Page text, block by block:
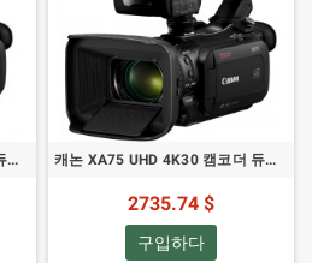
캐논 XA70 UHD 4K30 캠코더 듀얼픽셀 오토포커스 - 미니 HDMI 캐논 XA75 UHD 4K30 캠코더 듀얼 픽셀 오토포커스 - HDMI & 3G-SDI
2735.74 $
구입하다